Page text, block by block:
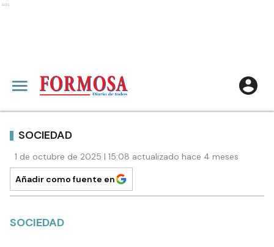
Ads
SOCIEDAD
1 de octubre de 2025 | 15:08 actualizado hace 4 meses
Añadir como fuente en
SOCIEDAD